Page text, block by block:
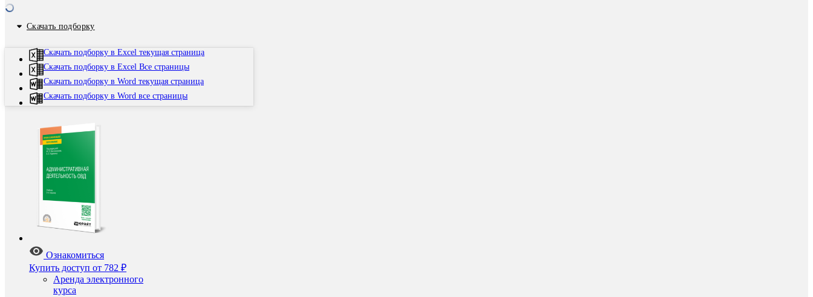
Скачать подборку
Скачать подборку в Excel текущая страница
Скачать подборку в Excel Все страницы
Скачать подборку в Word текущая страница
Скачать подборку в Word все страницы
Ознакомиться
Купить доступ от 782 ₽
Аренда электронного
курса